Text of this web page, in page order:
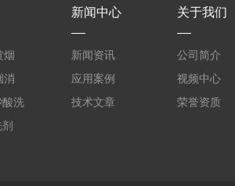
烟
消
洗
新闻中心
新闻资讯
应用案例
技术文章
关于我们
公司简介
视频中心
荣誉资质